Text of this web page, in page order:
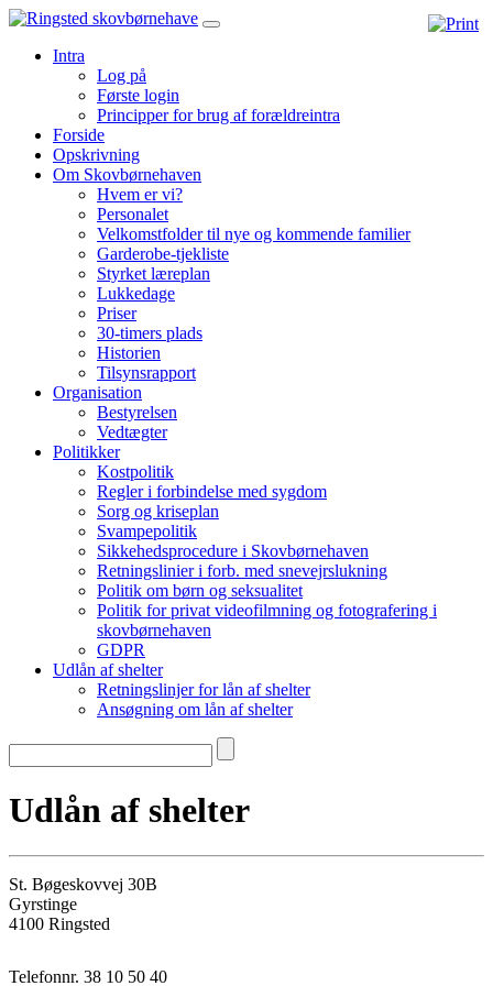
Intra
Log på
Første login
Principper for brug af forældreintra
Forside
Opskrivning
Om Skovbørnehaven
Hvem er vi?
Personalet
Velkomstfolder til nye og kommende familier
Garderobe-tjekliste
Styrket læreplan
Lukkedage
Priser
30-timers plads
Historien
Tilsynsrapport
Organisation
Bestyrelsen
Vedtægter
Politikker
Kostpolitik
Regler i forbindelse med sygdom
Sorg og kriseplan
Svampepolitik
Sikkehedsprocedure i Skovbørnehaven
Retningslinier i forb. med snevejrslukning
Politik om børn og seksualitet
Politik for privat videofilmning og fotografering i
skovbørnehaven
GDPR
Udlån af shelter
Retningslinjer for lån af shelter
Ansøgning om lån af shelter
Udlån af shelter
St. Bøgeskovvej 30B
Gyrstinge
4100 Ringsted
Telefonnr. 38 10 50 40